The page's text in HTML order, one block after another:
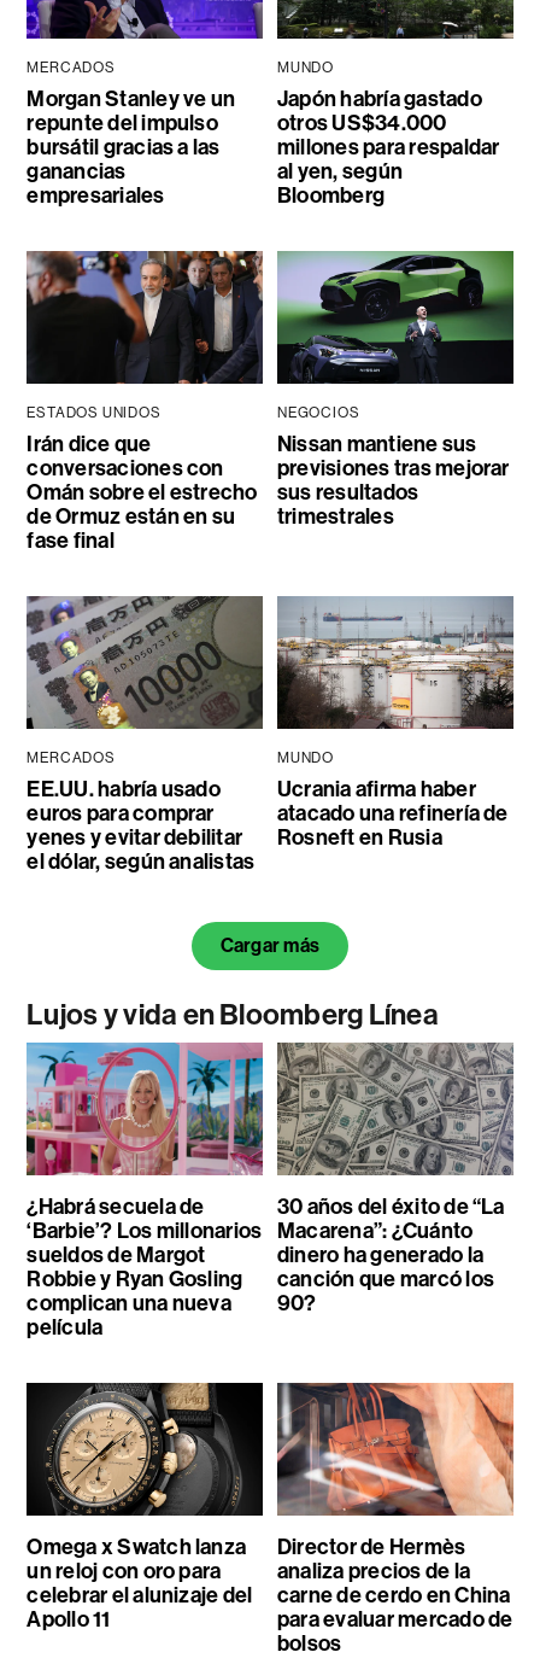
MERCADOS
Morgan Stanley ve un
repunte del impulso
bursátil gracias a las
ganancias
empresariales
MUNDO
Japón habría gastado
otros US$34.000
millones para respaldar
al yen, según
Bloomberg
ESTADOS UNIDOS
Irán dice que
conversaciones con
Omán sobre el estrecho
de Ormuz están en su
fase final
NEGOCIOS
Nissan mantiene sus
previsiones tras mejorar
sus resultados
trimestrales
MERCADOS
EE.UU. habría usado
euros para comprar
yenes y evitar debilitar
el dólar, según analistas
MUNDO
Ucrania afirma haber
atacado una refinería de
Rosneft en Rusia
Cargar más
Lujos y vida en Bloomberg Línea
¿Habrá secuela de
‘Barbie’? Los millonarios
sueldos de Margot
Robbie y Ryan Gosling
complican una nueva
película
30 años del éxito de “La
Macarena”: ¿Cuánto
dinero ha generado la
canción que marcó los
90?
Omega x Swatch lanza
un reloj con oro para
celebrar el alunizaje del
Apollo 11
Director de Hermès
analiza precios de la
carne de cerdo en China
para evaluar mercado de
bolsos